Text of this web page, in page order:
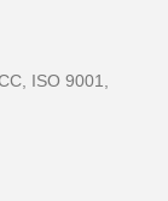
ISO 9001,